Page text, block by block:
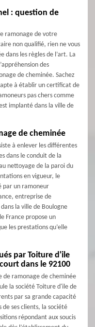
: question de
ramonage de votre
non qualifié, rien ne vous
les règles de l’art. La
des
de cheminée. Sachez
à établir un certificat de
pas chers comme
implanté dans la ville de
de cheminée
à enlever les différentes
dans le conduit de la
nettoyage de la paroi du
en vigueur, le
par un ramoneur
entreprise de
la ville de Boulogne
France propose un
les prestations qu’elle
par Toiture d'ile
dans le 92100
de ramonage de cheminée
la société Toiture d'ile de
par sa grande capacité
ses clients, la société
répondant aux soucis